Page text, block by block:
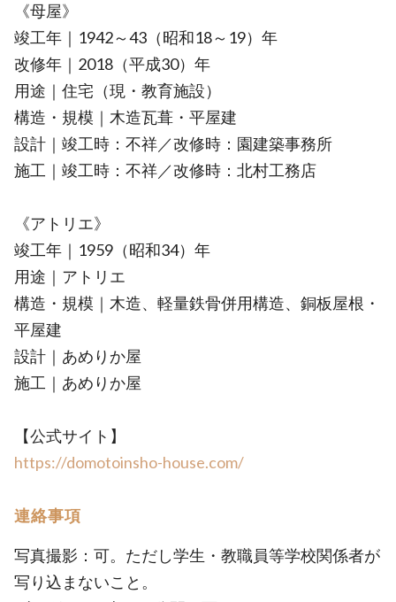
《母屋》
竣工年｜1942～43（昭和18～19）年
改修年｜2018（平成30）年
用途｜住宅（現・教育施設）
構造・規模｜木造瓦葺・平屋建
設計｜竣工時：不祥／改修時：園建築事務所
施工｜竣工時：不祥／改修時：北村工務店
《アトリエ》
竣工年｜1959（昭和34）年
用途｜アトリエ
構造・規模｜木造、軽量鉄骨併用構造、銅板屋根・
平屋建
設計｜あめりか屋
施工｜あめりか屋
【公式サイト】
https://domotoinsho-house.com/
連絡事項
写真撮影：可。ただし学生・教職員等学校関係者が
写り込まないこと。